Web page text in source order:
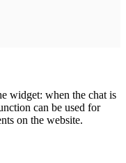
widget: when the chat is
can be used for
on the website.